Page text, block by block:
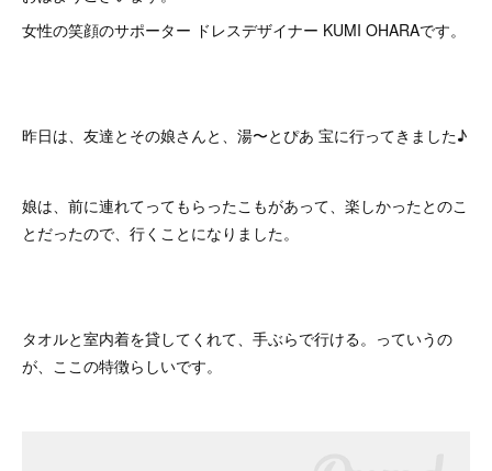
女性の笑顔のサポーター ドレスデザイナー KUMI OHARAです。
昨日は、友達とその娘さんと、湯〜とぴあ 宝に行ってきました♪
娘は、前に連れてってもらったこもがあって、楽しかったとのこ
とだったので、行くことになりました。
タオルと室内着を貸してくれて、手ぶらで行ける。っていうの
が、ここの特徴らしいです。